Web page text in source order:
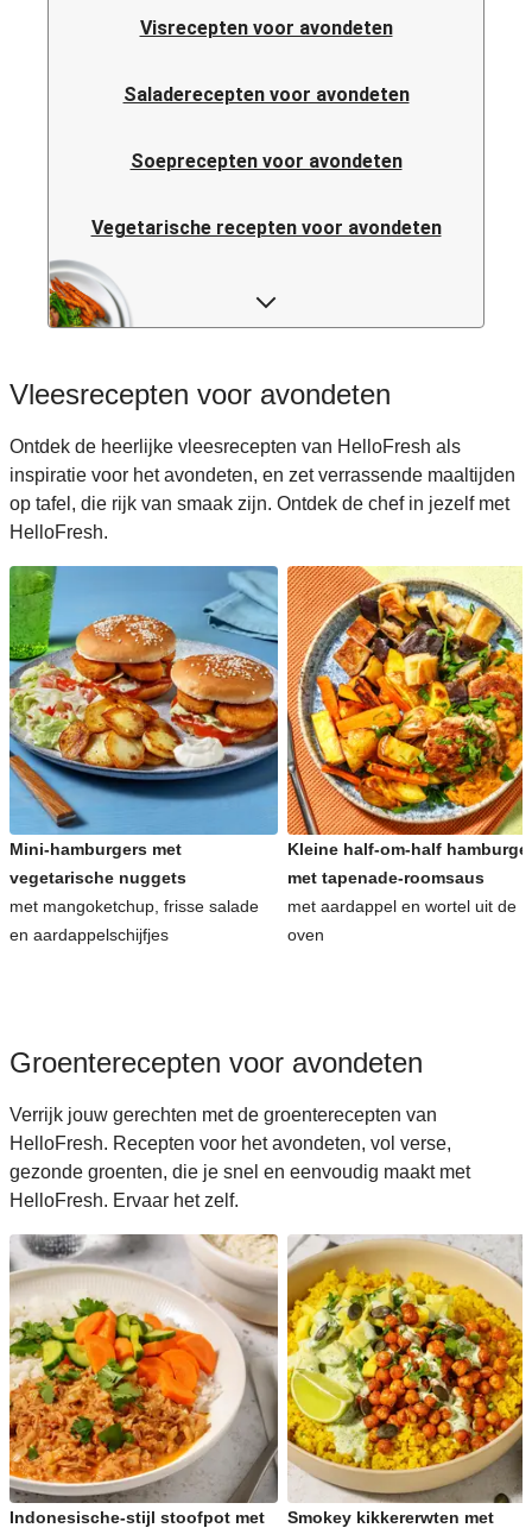
Visrecepten voor avondeten
Saladerecepten voor avondeten
Soeprecepten voor avondeten
Vegetarische recepten voor avondeten
Italiaanse pastarecepten voor avondeten
Italiaanse recepten voor avondeten
Japanse recepten voor avondeten
Makkelijke recepten voor avondeten
Snelle recepten voor avondeten
Kinderrecepten voor avondeten
Vleesrecepten voor avondeten
Ontdek de heerlijke vleesrecepten van HelloFresh als
inspiratie voor het avondeten, en zet verrassende maaltijden
op tafel, die rijk van smaak zijn. Ontdek de chef in jezelf met
HelloFresh.
Mini-hamburgers met
vegetarische nuggets
met mangoketchup, frisse salade
en aardappelschijfjes
Kleine half-om-half
met tapenade-roomsaus
met aardappel en wortel uit de
oven
Groenterecepten voor avondeten
Verrijk jouw gerechten met de groenterecepten van
HelloFresh. Recepten voor het avondeten, vol verse,
gezonde groenten, die je snel en eenvoudig maakt met
HelloFresh. Ervaar het zelf.
Indonesische-stijl stoofpot met
Smokey kikkererwten met